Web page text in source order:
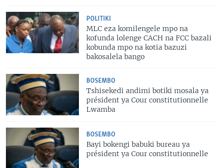
POLITIKI
MLC eza komilengele mpo na
kofunda lolenge CACH na FCC bazali
kobunda mpo na kotia bazuzi
bakosalela bango
BOSEMBO
Tshisekedi andimi botiki mosala ya
président ya Cour constitutionnelle
Lwamba
BOSEMBO
Bayi bokengi babuki bureau ya
président ya Cour constitutionnelle